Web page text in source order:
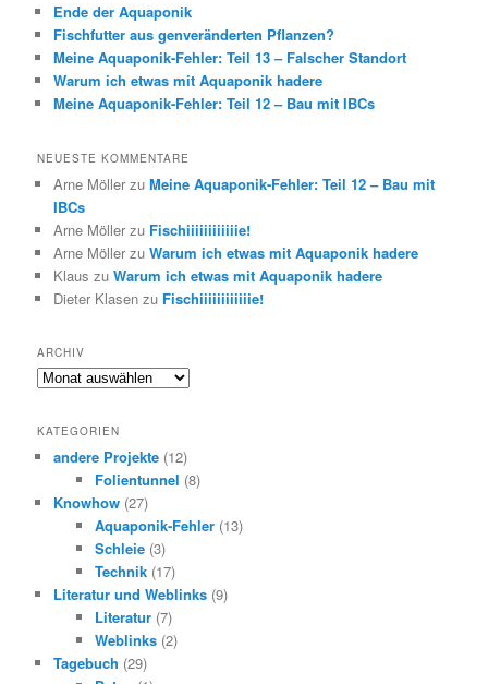
Ende der Aquaponik
Fischfutter aus genveränderten Pflanzen?
Meine Aquaponik-Fehler: Teil 13 – Falscher Standort
Warum ich etwas mit Aquaponik hadere
Meine Aquaponik-Fehler: Teil 12 – Bau mit IBCs
NEUESTE KOMMENTARE
Arne Möller zuMeine Aquaponik-Fehler: Teil 12 – Bau mit
IBCs
Arne Möller zu Fischiiiiiiiiiiiie!
Arne Möller zuWarum ich etwas mit Aquaponik hadere
Klaus zuWarum ich etwas mit Aquaponik hadere
Dieter Klasen zu Fischiiiiiiiiiiiie!
ARCHIV
Archiv
KATEGORIEN
andere Projekte (12)
Folientunnel (8)
Knowhow (27)
Aquaponik-Fehler(13)
Schleie(3)
Technik(17)
Literatur und Weblinks (9)
Literatur(7)
Weblinks(2)
Tagebuch (29)